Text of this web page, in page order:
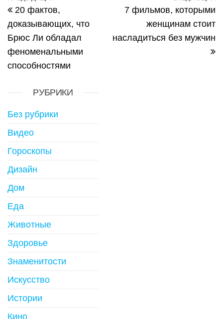
20 фактов,
доказывающих, что
Брюс Ли обладал
феноменальными
способностями
7 фильмов, которыми
женщинам стоит
насладиться без мужчин
РУБРИКИ
Без рубрики
Видео
Гороскопы
Дизайн
Дом
Еда
Животные
Здоровье
Знаменитости
Искусство
Истории
Кино